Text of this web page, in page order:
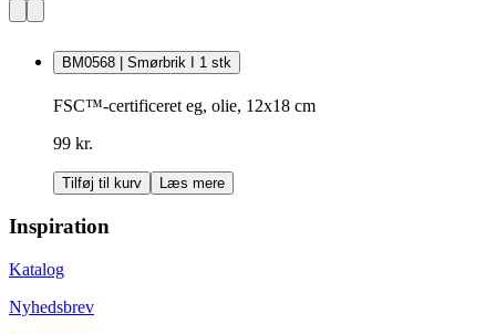
BM0568 | Smørbrik I 1 stk
FSC™-certificeret eg, olie, 12x18 cm
99 kr.
Tilføj til kurv Læs mere
Inspiration
Katalog
Nyhedsbrev